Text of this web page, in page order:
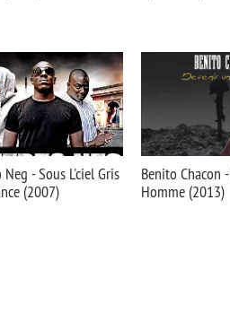
Neg - Sous L'ciel Gris
(2007)
Benito Chacon
Homme (2013)